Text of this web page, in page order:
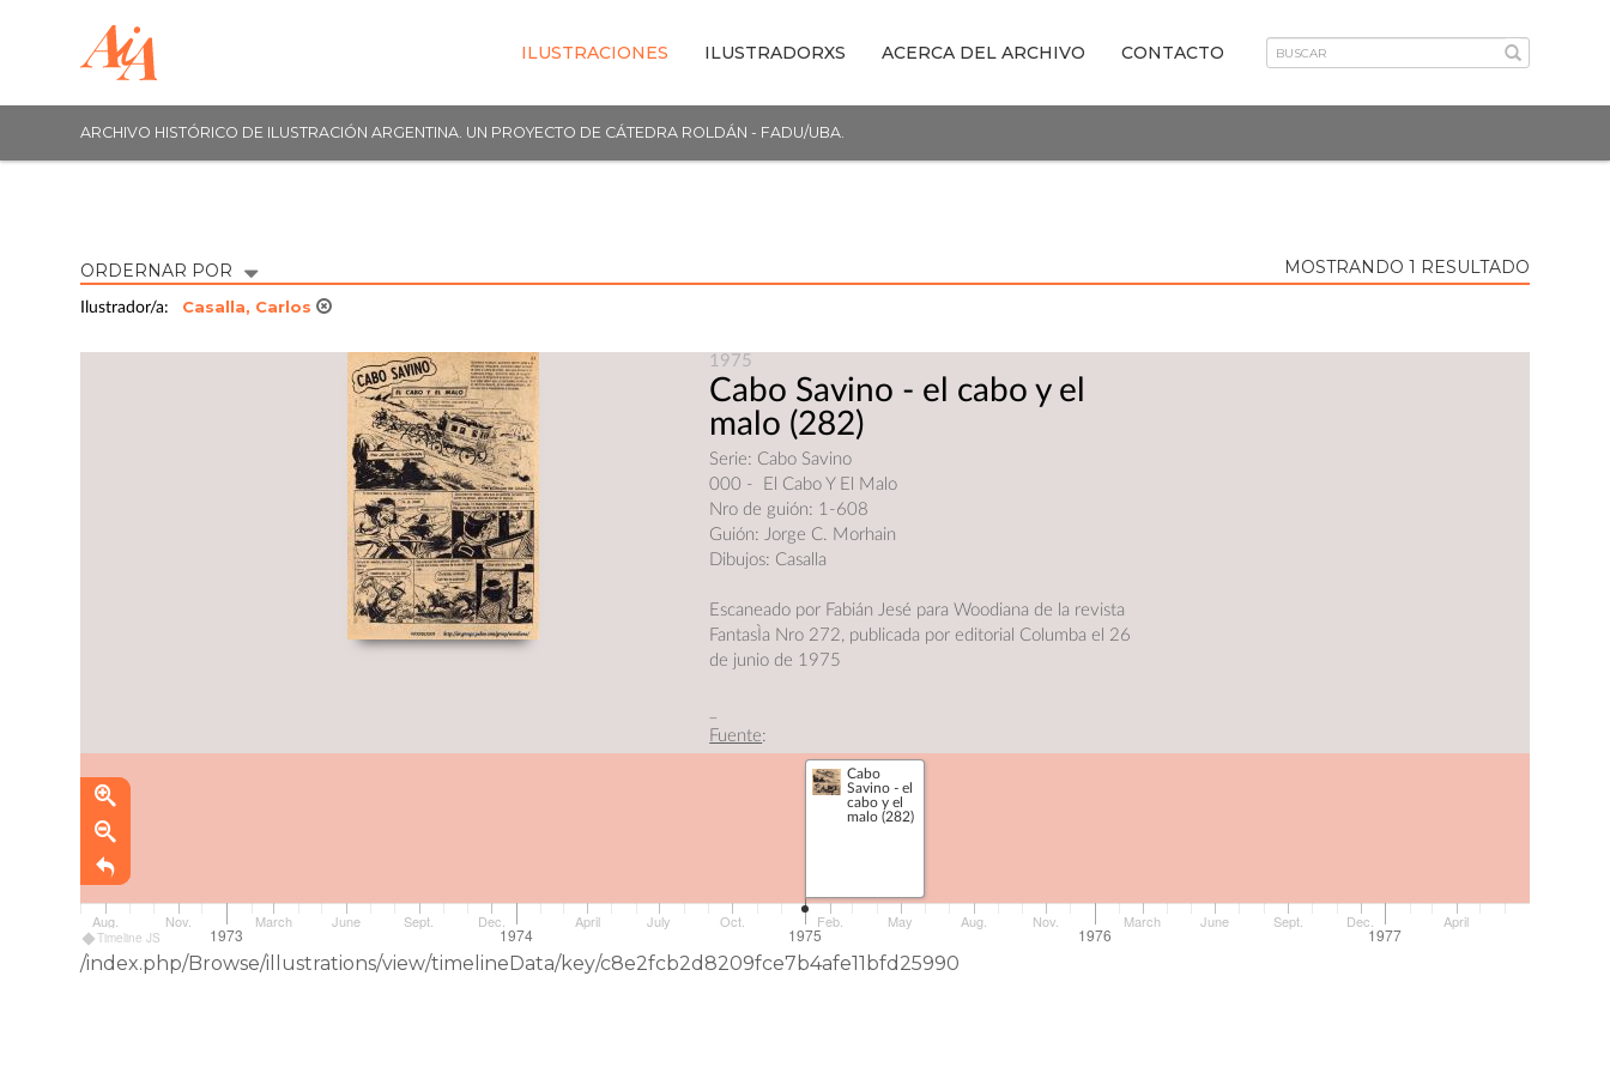
ILUSTRACIONES ILUSTRADORXS ACERCA DEL ARCHIVO CONTACTO
ARCHIVO HISTÓRICO DE ILUSTRACIÓN ARGENTINA. UN PROYECTO DE CÁTEDRA ROLDÁN - FADU/UBA.
ORDERNAR POR MOSTRANDO 1 RESULTADO
Ilustrador/a: Casalla, Carlos
1975
Cabo Savino - el cabo y el
malo (282)
Serie: Cabo Savino
000 - El Cabo Y El Malo
Nro de guión: 1-608
Guión: Jorge C. Morhain
Dibujos: Casalla
Escaneado por Fabián Jesé para Woodiana de la revista
FantasÌa Nro 272, publicada por editorial Columba el 26
de junio de 1975
Fuente:
blog Hector el argentino
Timeline JS
Cabo
Savino - el
cabo y el
malo (282)
1973 1974 1975 1976 1977
Aug. Nov. March June Sept. Dec. April July Oct. Feb. May Aug. Nov. March June Sept. Dec. April
/index.php/Browse/illustrations/view/timelineData/key/c8e2fcb2d8209fce7b4afe11bfd25990